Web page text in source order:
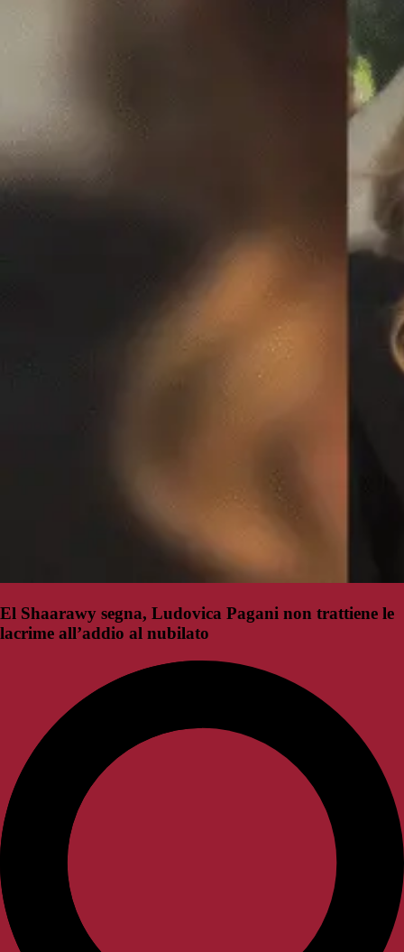
El Shaarawy segna, Ludovica Pagani non trattiene le
lacrime all’addio al nubilato